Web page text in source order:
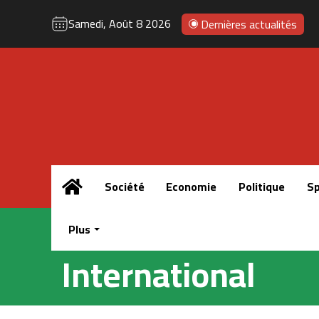
Samedi, Août 8 2026 Dernières actualités
AccueilSociété Economie Politique
Plus
International